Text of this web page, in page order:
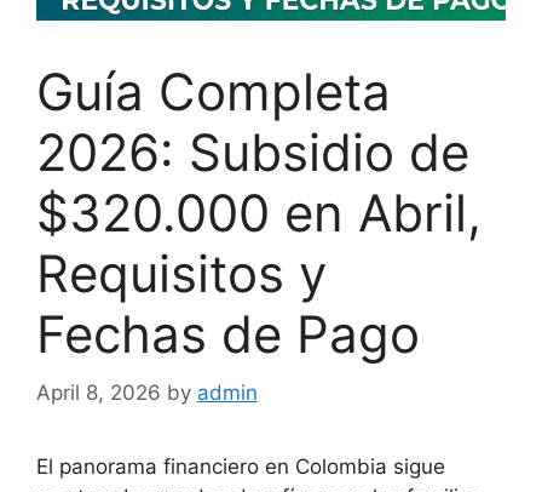
Guía Completa
2026: Subsidio de
$320.000 en Abril,
Requisitos y
Fechas de Pago
April 8, 2026 by admin
El panorama financiero en Colombia sigue